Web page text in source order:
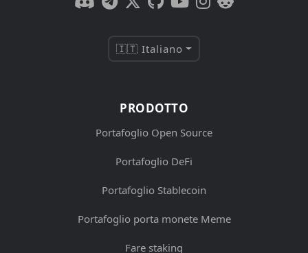
🇮🇹 Italiano
PRODOTTO
Portafoglio Open Source
Portafoglio DeFi
Portafoglio Stablecoin
Portafoglio porta monete Meme
Fare staking